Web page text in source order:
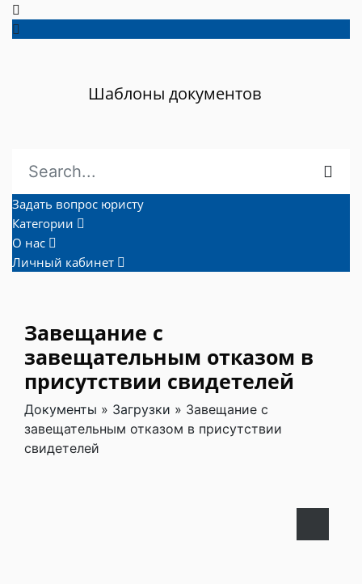
Шаблоны документов
Задать вопрос юристу
Категории
О нас
Личный кабинет
Завещание с
завещательным отказом в
присутствии свидетелей
Документы » Загрузки » Завещание с
завещательным отказом в присутствии
свидетелей